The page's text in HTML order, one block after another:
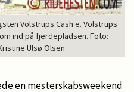
Volstrups Cash e. Volstrups
ind på fjerdepladsen. Foto:
Ulsø Olsen
en mesterskabsweekend